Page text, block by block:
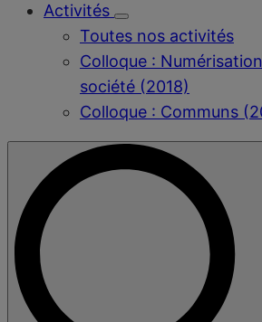
Activités
Toutes nos activités
Colloque :
société (2018)
Colloque : Communs